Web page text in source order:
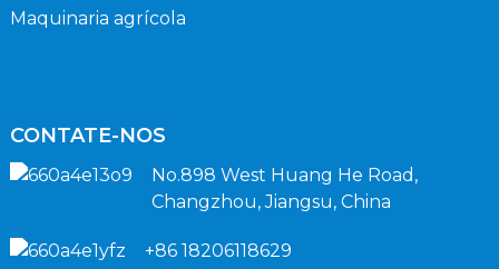
Maquinaria agrícola
CONTATE-NOS
No.898 West Huang He Road,
Changzhou, Jiangsu, China
+86 18206118629